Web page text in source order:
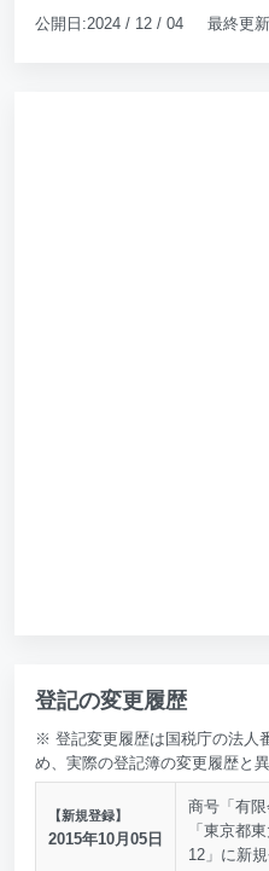
公開日:2024 / 12 / 04 最終更
登記の変更履歴
※ 登記変更履歴は国税庁の法人
め、実際の登記簿の変更履歴と
【新規登録】
2015年10月05日
商号「有
「東京都
12」に新